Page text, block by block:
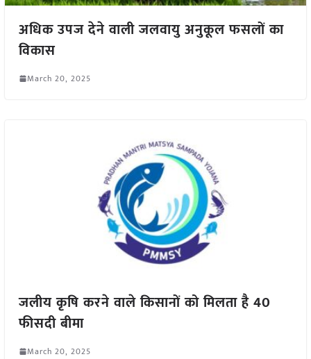
अधिक उपज देने वाली जलवायु अनुकूल फसलों का
विकास
March 20, 2025
जलीय कृषि करने वाले किसानों को मिलता है 40
फीसदी बीमा
March 20, 2025